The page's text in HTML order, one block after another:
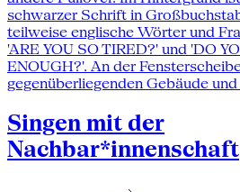
Singen mit der
Nachbar*innenschaft